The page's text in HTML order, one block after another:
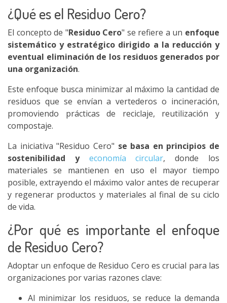
¿Qué es el Residuo Cero?
El concepto de "Residuo Cero" se refiere a un enfoque
sistemático y estratégico dirigido a la reducción y
eventual eliminación de los residuos generados por
una organización.
Este enfoque busca minimizar al máximo la cantidad de
residuos que se envían a vertederos o incineración,
promoviendo prácticas de reciclaje, reutilización y
compostaje.
La iniciativa "Residuo Cero" se basa en principios de
sostenibilidad yeconomía circular, donde los
materiales se mantienen en uso el mayor tiempo
posible, extrayendo el máximo valor antes de recuperar
y regenerar productos y materiales al final de su ciclo
de vida.
¿Por qué es importante el enfoque
de Residuo Cero?
Adoptar un enfoque de Residuo Cero es crucial para las
organizaciones por varias razones clave:
Al minimizar los residuos, se reduce la demanda